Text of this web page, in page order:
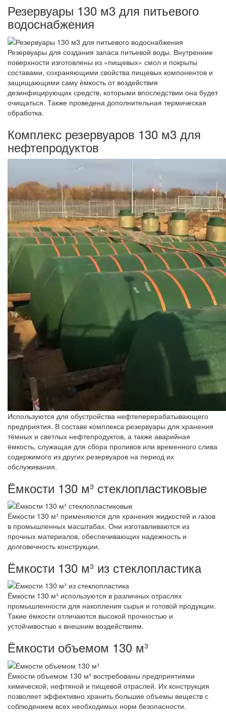
Резервуары 130 м3 для питьевого
водоснабжения
Резервуары для создания запаса питьевой воды. Внутренние
поверхности изготовлены из «пищевых» смол и покрыты
составами, сохраняющими свойства пищевых компонентов и
защищающими саму ёмкость от воздействия
дезинфицирующих средств, которыми впоследствии она будет
очищаться. Также проведена дополнительная термическая
обработка.
Комплекс резервуаров 130 м3 для
нефтепродуктов
Используются для обустройства нефтеперерабатывающего
предприятия. В составе комплекса резервуары для хранения
тёмных и светлых нефтепродуктов, а также аварийная
ёмкость, служащая для сбора проливов или временного слива
содержимого из других резервуаров на период их
обслуживания.
Ёмкости 130 м³ стеклопластиковые
Ёмкости 130 м³ применяются для хранения жидкостей и газов
в промышленных масштабах. Они изготавливаются из
прочных материалов, обеспечивающих надежность и
долговечность конструкции.
Ёмкости 130 м³ из стеклопластика
Ёмкости 130 м³ используются в различных отраслях
промышленности для накопления сырья и готовой продукции.
Такие ёмкости отличаются высокой прочностью и
устойчивостью к внешним воздействиям.
Ёмкости объемом 130 м³
Ёмкости объемом 130 м³ востребованы предприятиями
химической, нефтяной и пищевой отраслей. Их конструкция
позволяет эффективно хранить большие объемы веществ с
соблюдением всех необходимых норм безопасности.